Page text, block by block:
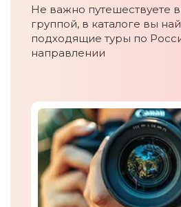
Не важно путешествуете
группой, в каталоге вы
подходящие туры по
направлении